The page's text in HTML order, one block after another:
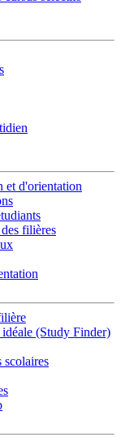
et d'orientation
filières
(Study Finder)
scolaires